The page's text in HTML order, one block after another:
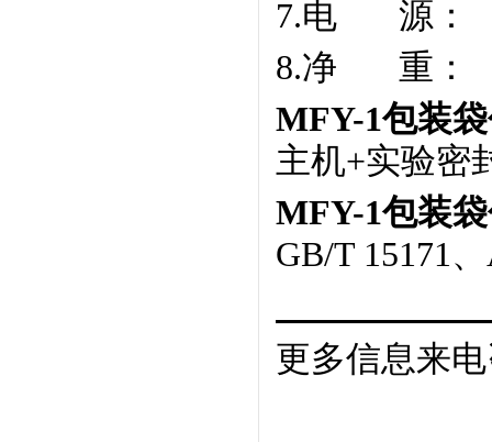
7.电
源：
8.净
重：
MFY-1包装
主机+实验密
MFY-1包装
GB/T 15171
更多信息来